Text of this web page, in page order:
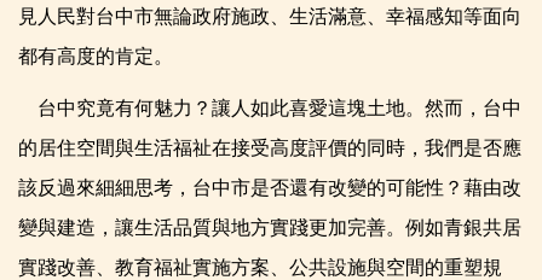
見人民對台中市無論政府施政、生活滿意、幸福感知等面向
都有高度的肯定。
台中究竟有何魅力？讓人如此喜愛這塊土地。然而，台中
的居住空間與生活福祉在接受高度評價的同時，我們是否應
該反過來細細思考，台中市是否還有改變的可能性？藉由改
變與建造，讓生活品質與地方實踐更加完善。例如青銀共居
實踐改善、教育福祉實施方案、公共設施與空間的重塑規